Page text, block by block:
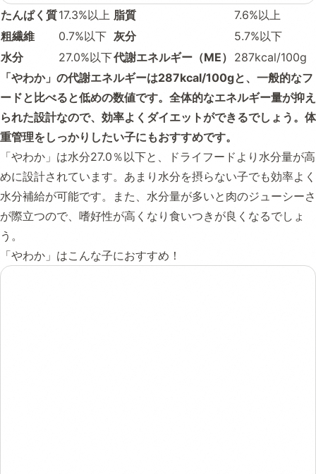
たんぱく質17.3%以上 脂質
7.6%以上
粗繊維
0.7%以下 灰分
5.7%以下
水分
27.0%以下代謝エネルギー（ME） 287kcal/100g
「やわか」の代謝エネルギーは287kcal/100gと、一般的なフ
ードと比べると低めの数値です。全体的なエネルギー量が抑え
られた設計なので、効率よくダイエットができるでしょう。体
重管理をしっかりしたい子にもおすすめです。
「やわか」は水分27.0％以下と、ドライフードより水分量が高
めに設計されています。あまり水分を摂らない子でも効率よく
水分補給が可能です。また、水分量が多いと肉のジューシーさ
が際立つので、嗜好性が高くなり食いつきが良くなるでしょ
う。
「やわか」はこんな子におすすめ！